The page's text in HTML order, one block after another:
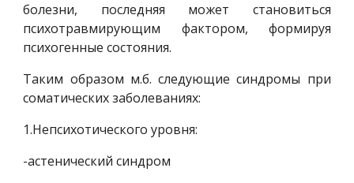
болезни, последняя может становиться
психотравмирующим фактором, формируя
психогенные состояния.
Таким образом м.б. следующие синдромы при
соматических заболеваниях:
1.Непсихотического уровня:
-астенический синдром